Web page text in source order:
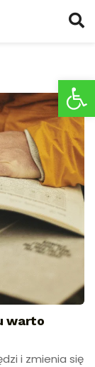
warto
i zmienia się